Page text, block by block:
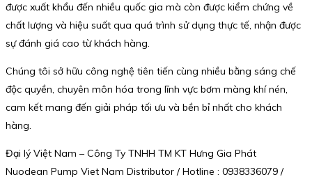
được xuất khẩu đến nhiều quốc gia mà còn được kiểm chứng về
chất lượng và hiệu suất qua quá trình sử dụng thực tế, nhận được
sự đánh giá cao từ khách hàng.
Chúng tôi sở hữu công nghệ tiên tiến cùng nhiều bằng sáng chế
độc quyền, chuyên môn hóa trong lĩnh vực bơm màng khí nén,
cam kết mang đến giải pháp tối ưu và bền bỉ nhất cho khách
hàng.
Đại lý Việt Nam – Công Ty TNHH TM KT Hưng Gia Phát
Nuodean Pump Viet Nam Distributor / Hotline : 0938336079 /